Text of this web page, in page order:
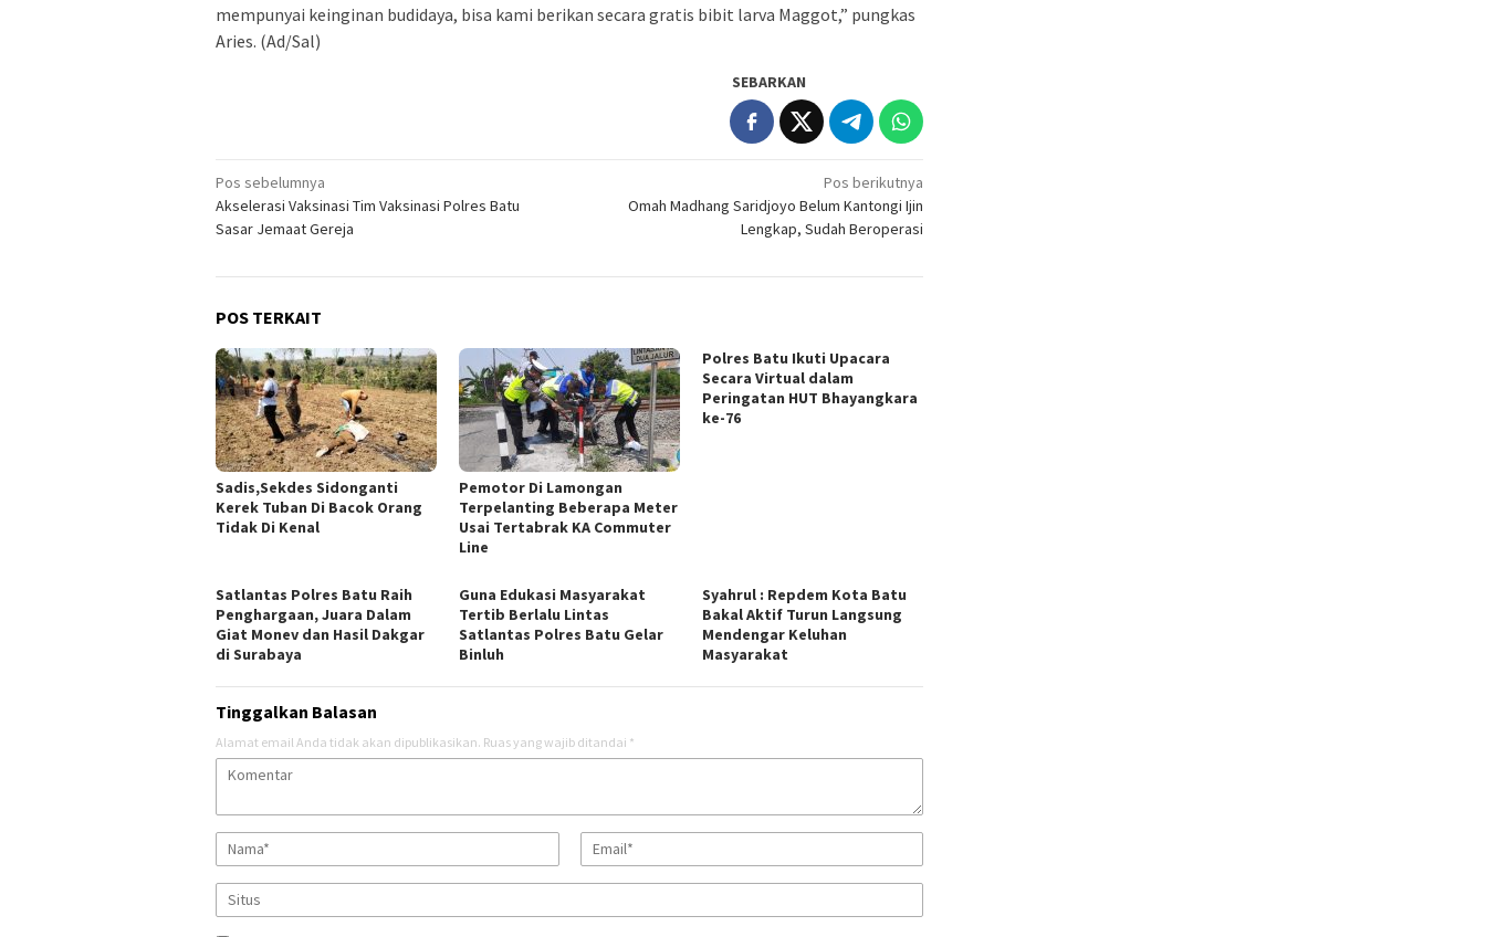
mempunyai keinginan budidaya, bisa kami berikan secara gratis bibit larva Maggot,” pungkas
Aries. (Ad/Sal)
SEBARKAN
Navigasi
pos
Pos sebelumnya
Akselerasi Vaksinasi Tim Vaksinasi Polres Batu
Sasar Jemaat Gereja
Pos berikutnya
Omah Madhang Saridjoyo Belum Kantongi Ijin
Lengkap, Sudah Beroperasi
POS TERKAIT
Sadis,Sekdes Sidonganti
Kerek Tuban Di Bacok Orang
Tidak Di Kenal
Pemotor Di Lamongan
Terpelanting Beberapa Meter
Usai Tertabrak KA Commuter
Line
Polres Batu Ikuti Upacara
Secara Virtual dalam
Peringatan HUT Bhayangkara
ke-76
Satlantas Polres Batu Raih
Penghargaan, Juara Dalam
Giat Monev dan Hasil Dakgar
di Surabaya
Guna Edukasi Masyarakat
Tertib Berlalu Lintas
Satlantas Polres Batu Gelar
Binluh
Syahrul : Repdem Kota Batu
Bakal Aktif Turun Langsung
Mendengar Keluhan
Masyarakat
Tinggalkan Balasan
Alamat email Anda tidak akan dipublikasikan. Ruas yang wajib ditandai *